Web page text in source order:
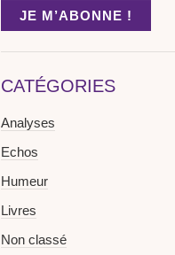
CATÉGORIES
Analyses
Echos
Humeur
Livres
Non classé